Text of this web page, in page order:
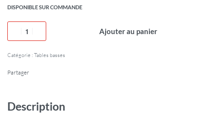
DISPONIBLE SUR COMMANDE
Ajouter au panier
Catégorie : Tables basses
Partager
Description